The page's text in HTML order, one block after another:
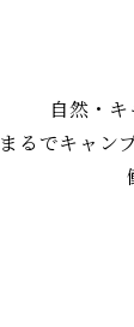
自然・
まるでキャン